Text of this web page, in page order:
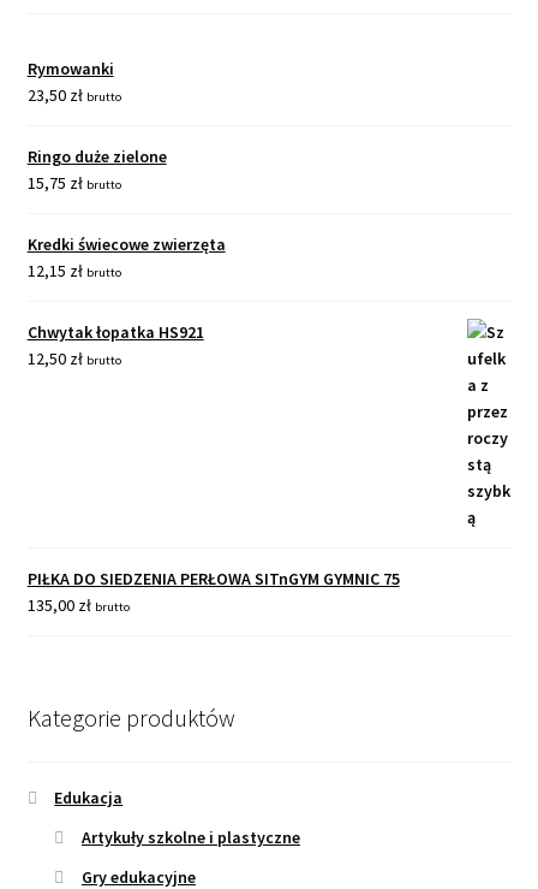
Rymowanki
23,50 zł brutto
Ringo duże zielone
15,75 zł brutto
Kredki świecowe zwierzęta
12,15 zł brutto
Chwytak łopatka HS921
12,50 zł brutto
PIŁKA DO SIEDZENIA PERŁOWA SITnGYM GYMNIC 75
135,00 zł brutto
Kategorie produktów
Edukacja
Artykuły szkolne i plastyczne
Gry edukacyjne